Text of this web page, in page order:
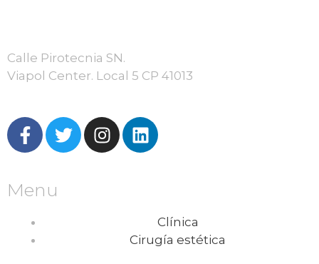
Calle Pirotecnia SN.
Viapol Center. Local 5 CP 41013
Menu
Clínica
Cirugía estética